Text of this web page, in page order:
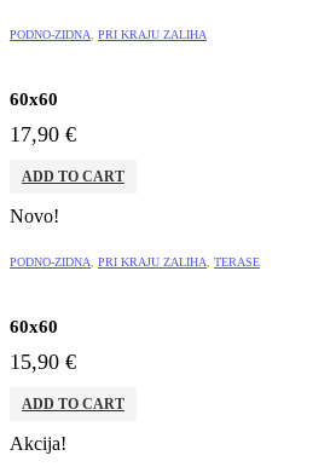
PODNO-ZIDNA PRI KRAJU ZALIHA
60x60
17,90 €
ADD TO CART
Novo!
PODNO-ZIDNA PRI KRAJU ZALIHA TERASE
60x60
15,90 €
ADD TO CART
Akcija!